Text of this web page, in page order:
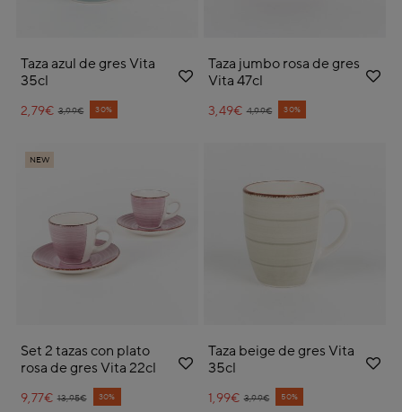
Taza azul de gres Vita
35cl
Price reduced from
3,99€
to 30%
2,79€
Taza jumbo rosa de gres
Vita 47cl
Price reduced from
4,99€
to 30%
3,49€
NEW
Set 2 tazas con plato
rosa de gres Vita 22cl
Price reduced from
13,95€
to 30%
9,77€
Taza beige de gres Vita
35cl
Price reduced from
3,99€
to 50%
1,99€